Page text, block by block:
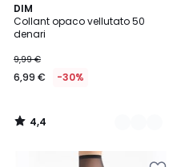
DIM
Collant opaco vellutato 50
denari
9,99 €
6,99 € -30%
4,4
/ 5
6
Colori
4,4
/